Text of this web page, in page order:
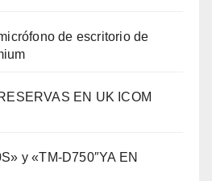
de escritorio de
EN UK ICOM
y «TM-D750″YA EN